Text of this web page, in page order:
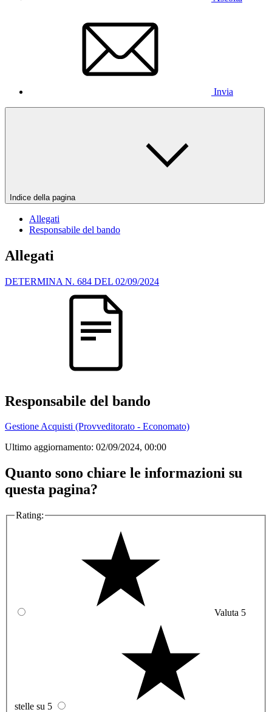
Invia
Indice della pagina
Allegati
Responsabile del bando
Allegati
DETERMINA N. 684 DEL 02/09/2024
Responsabile del bando
Gestione Acquisti (Provveditorato - Economato)
Ultimo aggiornamento: 02/09/2024, 00:00
Quanto sono chiare le informazioni su
questa pagina?
Rating:
Valuta 5
stelle su 5